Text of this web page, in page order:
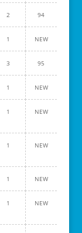
2 94
1 NEW
3 95
1 NEW
1 NEW
1 NEW
1 NEW
1 NEW